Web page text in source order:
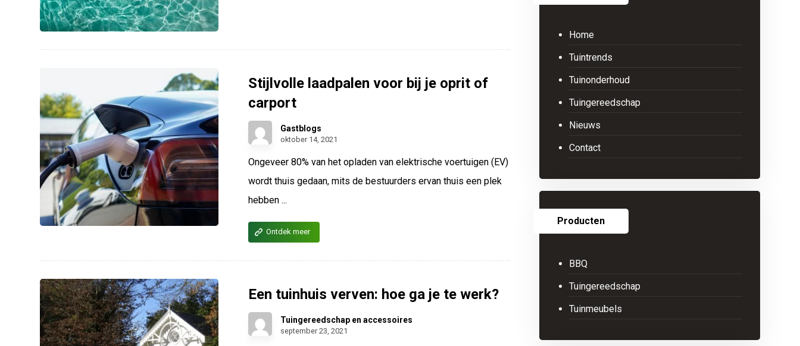
Stijlvolle laadpalen voor bij je oprit of
carport
Gastblogs
oktober 14, 2021
Ongeveer 80% van het opladen van elektrische voertuigen (EV)
wordt thuis gedaan, mits de bestuurders ervan thuis een plek
hebben ...
Ontdek meer
Een tuinhuis verven: hoe ga je te werk?
Tuingereedschap en accessoires
september 23, 2021
Home
Tuintrends
Tuinonderhoud
Tuingereedschap
Nieuws
Contact
Producten
BBQ
Tuingereedschap
Tuinmeubels